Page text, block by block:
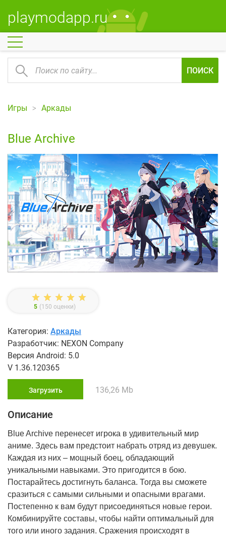
playmodapp.ru
ПОИСК
Игры Аркады
Blue Archive
5 (150 оценки)
Категория: Аркады
Разработчик: NEXON Company
Версия Android: 5.0
V 1.36.120365
Загрузить 136,26 Mb
Описание
Blue Archive перенесет игрока в удивительный мир
аниме. Здесь вам предстоит набрать отряд из девушек.
Каждая из них – мощный боец, обладающий
уникальными навыками. Это пригодится в бою.
Постарайтесь достигнуть баланса. Тогда вы сможете
сразиться с самыми сильными и опасными врагами.
Постепенно к вам будут присоединяться новые герои.
Комбинируйте составы, чтобы найти оптимальный для
того или иного задания. Сражения происходят в